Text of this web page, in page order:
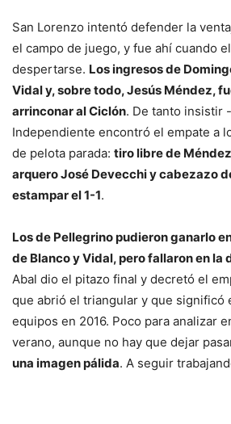
San Lorenzo intentó defender la
el campo de juego, y fue ahí cuando
despertarse. Los ingresos de
Vidal y, sobre todo, Jesús Méndez,
arrinconar al Ciclón. De tanto insistir
Independiente encontró el empate a
de pelota parada: tiro libre de
arquero José Devecchi y cabezazo
estampar el 1-1.
Los de Pellegrino pudieron ganarlo
de Blanco y Vidal, pero fallaron en la
Abal dio el pitazo final y decretó el
que abrió el triangular y que significó
equipos en 2016. Poco para analizar
verano, aunque no hay que dejar
una imagen pálida. A seguir